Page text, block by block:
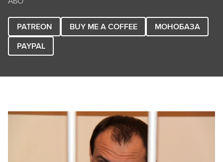
PATREON BUY ME A COFFEE
МОНОБАЗА
PAYPAL